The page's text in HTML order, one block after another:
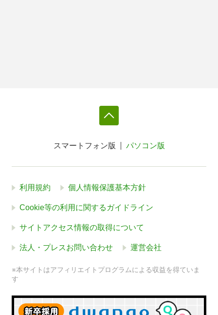
スマートフォン版 パソコン版
利用規約 個人情報保護基本方針
Cookie等の利用に関するガイドライン
サイトアクセス情報の取得について
法人・プレスお問い合わせ 運営会社
※本サイトはアフィリエイトプログラムによる収益を得ていま
す